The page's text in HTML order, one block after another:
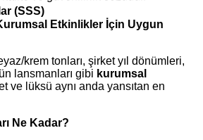
(SSS)
Etkinlikler İçin Uygun
krem tonları, şirket yıl dönümleri,
lansmanları gibi kurumsal
ve lüksü aynı anda yansıtan en
Ne Kadar?